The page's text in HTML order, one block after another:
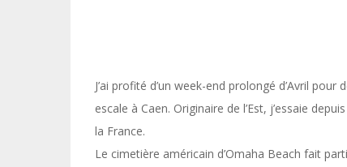
J’ai profité d’un week-end prolongé d’Avril
escale à Caen. Originaire de l’Est, j’essaie
la France.
Le cimetière américain d’Omaha Beach fait